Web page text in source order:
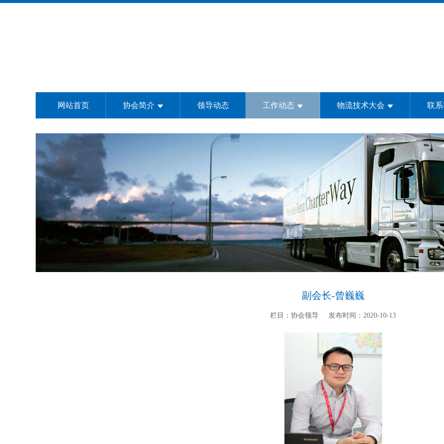
网站首页 协会简介 领导动态 工作动态 物流技术大会 联
副会长-曾巍巍
栏目：协会领导 发布时间：2020-10-13